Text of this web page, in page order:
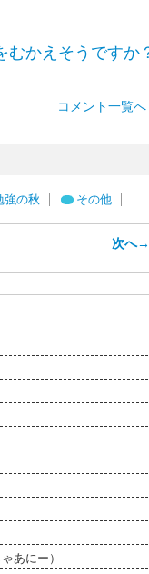
むかえそうですか
コメント一覧へ
強の秋 その他
次へ→
あにー）